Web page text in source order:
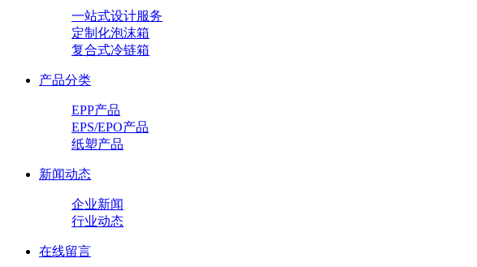
一站式设计服务
定制化泡沫箱
复合式冷链箱
产品分类
EPP产品
EPS/EPO产品
纸塑产品
新闻动态
企业新闻
行业动态
在线留言